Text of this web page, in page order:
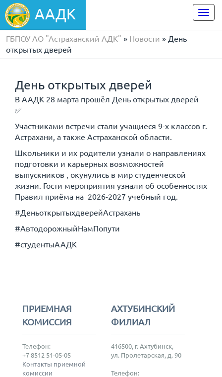
ААДК
ГБПОУ АО "Астраханский АДК" » Новости » День
открытых дверей
День открытых дверей
В ААДК 28 марта прошёл День открытых дверей
✅
Участниками встречи стали учащиеся 9-х классов г.
Астрахани, а также Астраханской области.
Школьники и их родители узнали о направлениях
подготовки и карьерных возможностей
выпускников , окунулись в мир студенческой
жизни. Гости мероприятия узнали об особенностях
Правил приёма на 2026-2027 учебный год.
#ДеньоткрытыхдверейАстрахань
#АвтодорожныйНамПопути
#студентыААДК
ПРИЕМНАЯ
КОМИССИЯ
Телефон:
+7 8512 51-05-05
Контакты приемной
комиссии
АХТУБИНСКИЙ
ФИЛИАЛ
416500, г. Ахтубинск,
ул. Пролетарская, д. 90
Телефон: